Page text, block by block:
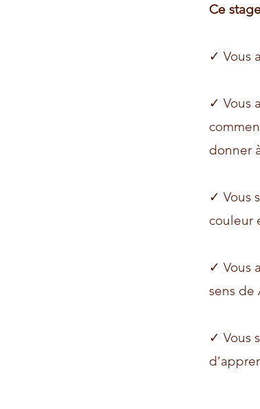
Ce
✓ Vous
✓ Vous
donner
✓ Vous
couleur
✓ Vous
sens de
✓ Vous